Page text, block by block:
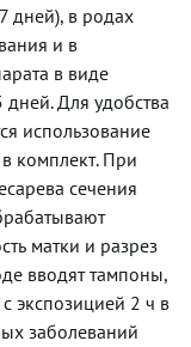
дней), в родах
и в
в виде
Для удобства
использование
комплект. При
сечения
матки и разрез
вводят тампоны,
экспозицией 2 ч в
заболеваний